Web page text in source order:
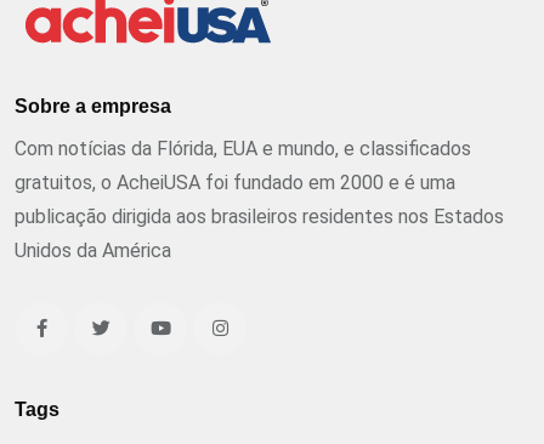
Sobre a empresa
Com notícias da Flórida, EUA e mundo, e classificados
gratuitos, o AcheiUSA foi fundado em 2000 e é uma
publicação dirigida aos brasileiros residentes nos Estados
Unidos da América
Tags